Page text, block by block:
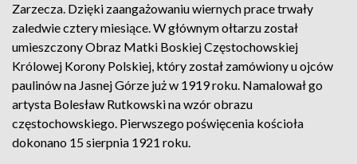
Zarzecza. Dzięki zaangażowaniu wiernych prace trwały
zaledwie cztery miesiące. W głównym ołtarzu został
umieszczony Obraz Matki Boskiej Częstochowskiej
Królowej Korony Polskiej, który został zamówiony u ojców
paulinów na Jasnej Górze już w 1919 roku. Namalował go
artysta Bolesław Rutkowski na wzór obrazu
częstochowskiego. Pierwszego poświęcenia kościoła
dokonano 15 sierpnia 1921 roku.